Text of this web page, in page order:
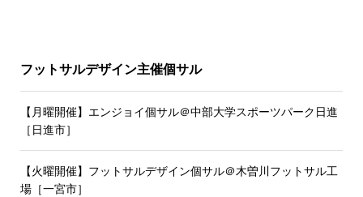
フットサルデザイン主催個サル
【月曜開催】エンジョイ個サル＠中部大学スポーツパーク日進
［日進市］
【火曜開催】フットサルデザイン個サル＠木曽川フットサル工
場［一宮市］